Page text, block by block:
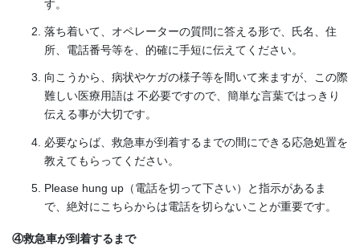
す。
落ち着いて、オペレーターの質問に答える形で、氏名、住
所、電話番号等を、的確に手短に伝えてください。
向こうから、病状やケガの様子等を間いて来ますが、この際
難しい医療用語は 不必要ですので、簡単な言葉ではっきり
伝える事が大切です。
必要ならば、救急車が到着するまでの間にできる応急処置を
教えてもらってください。
Please hung up（電話を切って下さい）と指示があるま
で、絶対にこちらからは電話を切らないことが重要です。
④救急車が到着するまで